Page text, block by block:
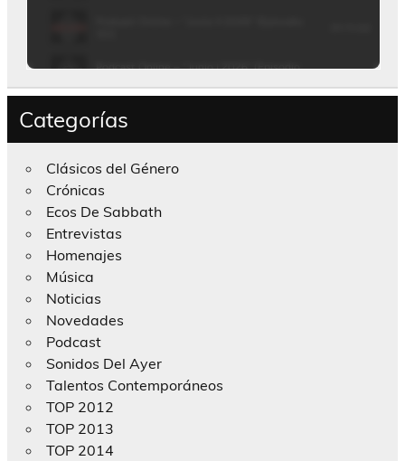
Categorías
Clásicos del Género
Crónicas
Ecos De Sabbath
Entrevistas
Homenajes
Música
Noticias
Novedades
Podcast
Sonidos Del Ayer
Talentos Contemporáneos
TOP 2012
TOP 2013
TOP 2014